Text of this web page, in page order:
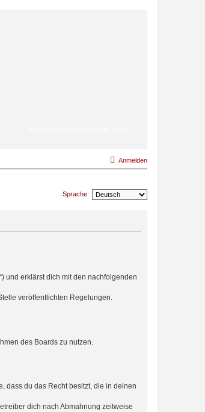
Anmelden
Sprache:
und erklärst dich mit den nachfolgenden
veröffentlichten Regelungen.
des Boards zu nutzen.
dass du das Recht besitzt, die in deinen
dich nach Abmahnung zeitweise